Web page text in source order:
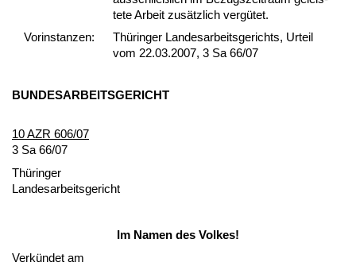
te­te Ar­beit zusätz­lich vergütet.
Vor­ins­tan­zen:
Thüringer Landesarbeitsgerichts, Urteil
vom 22.03.2007, 3 Sa 66/07
BUN­DES­AR­BEITS­GERICHT
10 AZR 606/07
3 Sa 66/07
Thürin­ger
Lan­des­ar­beits­ge­richt
Im Na­men des Vol­kes!
Verkündet am